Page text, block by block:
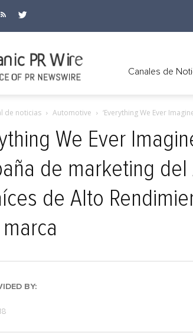
Canales de
de noticias Automotive ‘Everything We Ever
We Ever
de marketing del
de Alto
BY: